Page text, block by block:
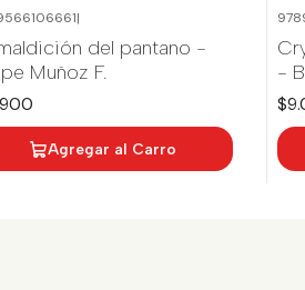
|
del pantano -
Muñoz F.
Agregar al Carro
-